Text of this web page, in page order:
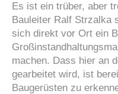
Es ist ein trüber, aber
Bauleiter Ralf Strzalka
sich direkt vor Ort ein
machen. Dass hier an
gearbeitet wird, ist
Baugerüsten zu